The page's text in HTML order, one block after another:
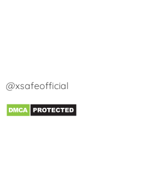
@xsafeofficial